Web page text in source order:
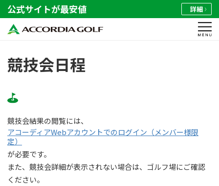
公式サイトが最安値 詳細
競技会日程
競技会結果の閲覧には、
アコーディアWebアカウントでのログイン（メンバー様限
定）
が必要です。
また、競技会詳細が表示されない場合は、ゴルフ場にご確認
ください。